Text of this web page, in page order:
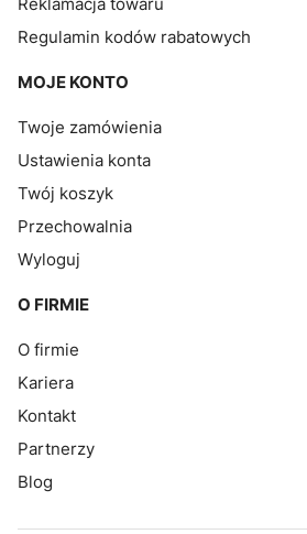
Regulamin kodów rabatowych
MOJE KONTO
Twoje zamówienia
Ustawienia konta
Twój koszyk
Przechowalnia
Wyloguj
O FIRMIE
O firmie
Kariera
Kontakt
Partnerzy
Blog